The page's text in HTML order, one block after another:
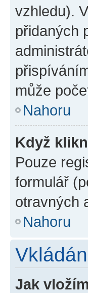
vzhledu).
přidaných
může
Nahoru
Když
Pouze
formulář
otravných
Nahoru
Jak